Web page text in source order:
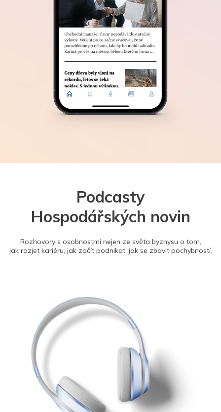
Podcasty
Hospodářských novin
Rozhovory s osobnostmi nejen ze světa byznysu o tom,
jak rozjet kariéru, jak začít podnikat, jak se zbavit pochybností.